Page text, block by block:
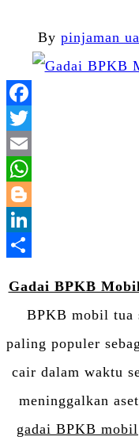
By pinjaman
Gadai BPKB
BPKB mobil tua
paling populer
cair dalam waktu
meninggalkan
gadai BPKB mobil